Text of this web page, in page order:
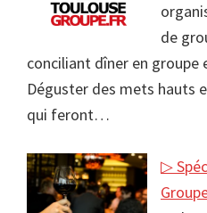
de
conciliant dîner en groupe
Déguster des mets hauts
qui feront…
▷